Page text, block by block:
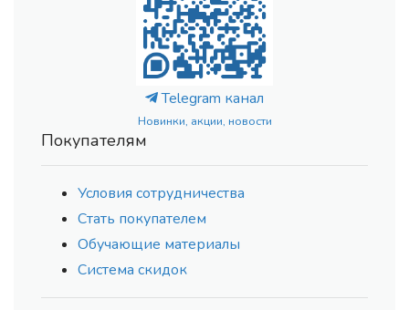
Telegram канал
Новинки, акции, новости
Покупателям
Условия сотрудничества
Стать покупателем
Обучающие материалы
Система скидок